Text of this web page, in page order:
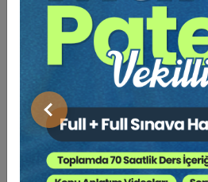
Önceki
Haberlere Karşı Yasal Haklar